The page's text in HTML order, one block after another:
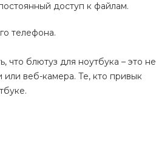
доступ к файлам.
телефона.
блютуз для ноутбука – это не
веб-камера. Те, кто привык